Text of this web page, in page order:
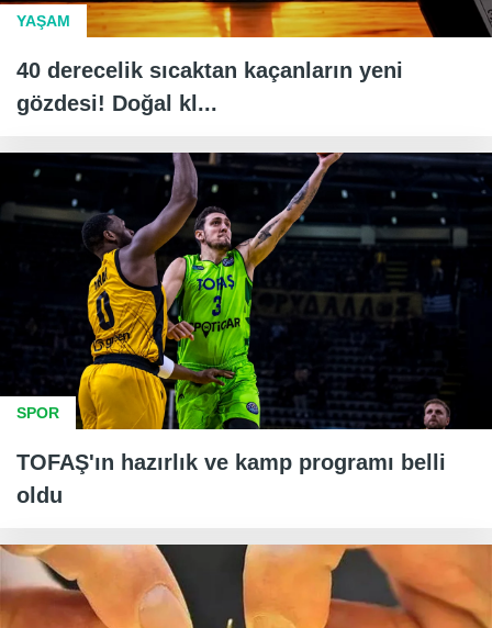
YAŞAM
40 derecelik sıcaktan kaçanların yeni
gözdesi! Doğal kl...
SPOR
TOFAŞ'ın hazırlık ve kamp programı belli
oldu